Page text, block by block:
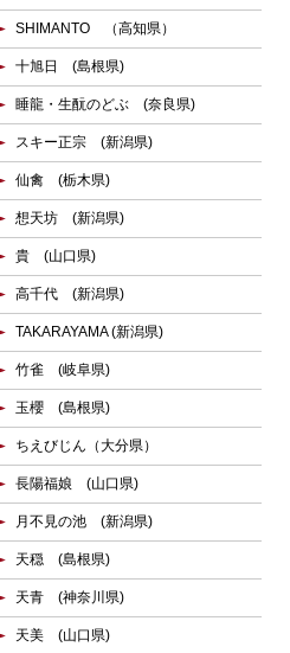
SHIMANTO （高知県）
十旭日 (島根県)
睡龍・生酛のどぶ (奈良県)
スキー正宗 (新潟県)
仙禽 (栃木県)
想天坊 (新潟県)
貴 (山口県)
高千代 (新潟県)
TAKARAYAMA (新潟県)
竹雀 (岐阜県)
玉櫻 (島根県)
ちえびじん（大分県）
長陽福娘 (山口県)
月不見の池 (新潟県)
天穏 (島根県)
天青 (神奈川県)
天美 (山口県)